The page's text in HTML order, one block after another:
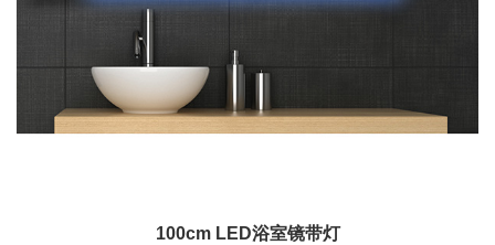
100cm LED浴室镜带灯